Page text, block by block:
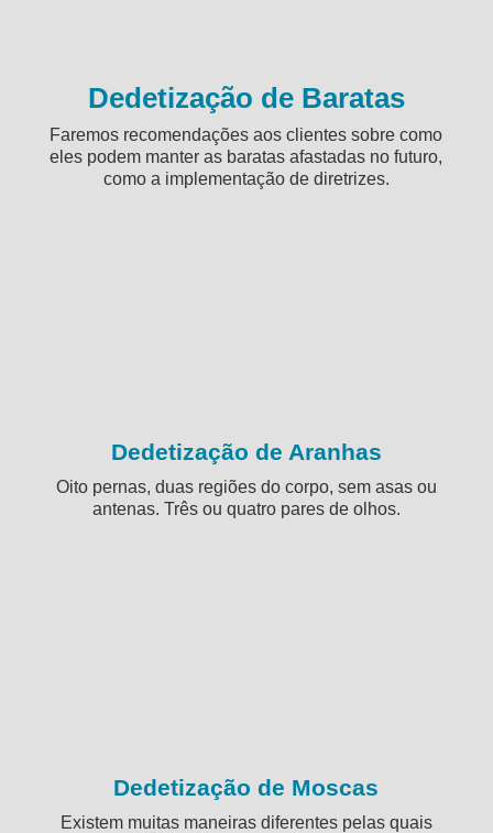
Dedetização de Baratas
Faremos recomendações aos clientes sobre como
eles podem manter as baratas afastadas no futuro,
como a implementação de diretrizes.
Dedetização de Aranhas
Oito pernas, duas regiões do corpo, sem asas ou
antenas. Três ou quatro pares de olhos.
Dedetização de Moscas
Existem muitas maneiras diferentes pelas quais